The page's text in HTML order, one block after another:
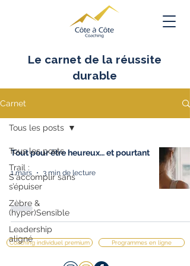
Le carnet de la réussite
durable
Carnet
Tous les posts
Trail :
S'accomplir sans
s’épuiser
Zèbre &
(hyper)Sensible
Leadership
aligné
Tous les posts
Tout pour être heureux… et pourtant
1 mars 3 min de lecture
Coaching individuel premium Programmes en ligne